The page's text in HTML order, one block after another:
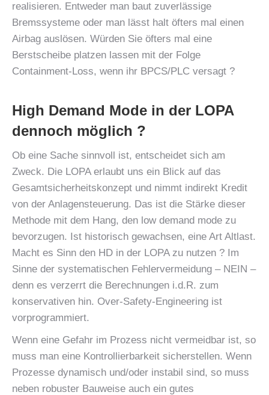
realisieren. Entweder man baut zuverlässige
Bremssysteme oder man lässt halt öfters mal einen
Airbag auslösen. Würden Sie öfters mal eine
Berstscheibe platzen lassen mit der Folge
Containment-Loss, wenn ihr BPCS/PLC versagt ?
High Demand Mode in der LOPA
dennoch möglich ?
Ob eine Sache sinnvoll ist, entscheidet sich am
Zweck. Die LOPA erlaubt uns ein Blick auf das
Gesamtsicherheitskonzept und nimmt indirekt Kredit
von der Anlagensteuerung. Das ist die Stärke dieser
Methode mit dem Hang, den low demand mode zu
bevorzugen. Ist historisch gewachsen, eine Art Altlast.
Macht es Sinn den HD in der LOPA zu nutzen ? Im
Sinne der systematischen Fehlervermeidung – NEIN –
denn es verzerrt die Berechnungen i.d.R. zum
konservativen hin. Over-Safety-Engineering ist
vorprogrammiert.
Wenn eine Gefahr im Prozess nicht vermeidbar ist, so
muss man eine Kontrollierbarkeit sicherstellen. Wenn
Prozesse dynamisch und/oder instabil sind, so muss
neben robuster Bauweise auch ein gutes